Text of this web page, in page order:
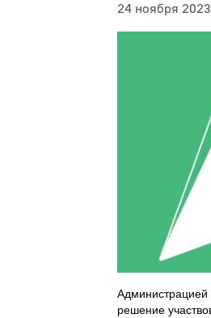
24 ноября 2023
Администрацией
решение